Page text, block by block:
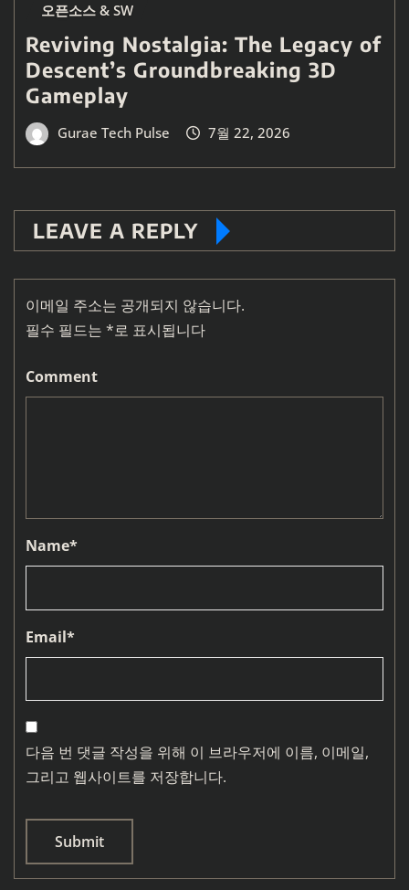
오픈소스 & SW
Reviving Nostalgia: The Legacy of
Descent’s Groundbreaking 3D
Gameplay
Gurae Tech Pulse 7월 22, 2026
LEAVE A REPLY
이메일 주소는 공개되지 않습니다.
필수 필드는 *로 표시됩니다
Comment
Name*
Email*
다음 번 댓글 작성을 위해 이 브라우저에 이름, 이메일,
그리고 웹사이트를 저장합니다.